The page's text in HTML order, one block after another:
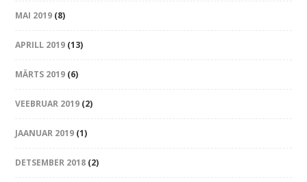
MAI 2019 (8)
APRILL 2019 (13)
MÄRTS 2019 (6)
VEEBRUAR 2019 (2)
JAANUAR 2019 (1)
DETSEMBER 2018 (2)